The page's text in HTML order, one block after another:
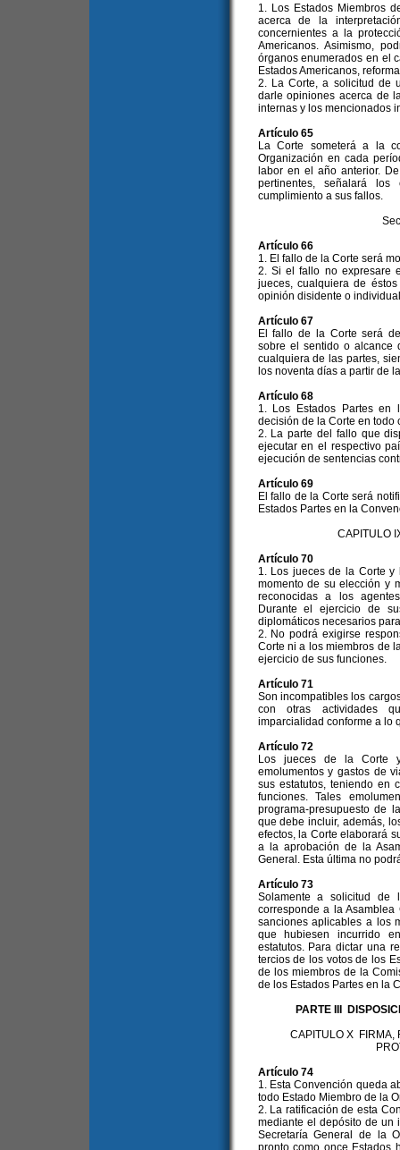
1. Los Estados Miembros
acerca de la
concernientes a la
Americanos. Asimismo,
órganos enumerados en el
Estados Americanos,
2. La Corte, a solicitud de
darle opiniones acerca de
internas y los mencionados
Artículo 65
La Corte someterá a la
Organización en cada
labor en el año anterior.
pertinentes, señalará
cumplimiento a sus fallos.
Artículo 66
1. El fallo de la Corte será
2. Si el fallo no expresare
jueces, cualquiera de
opinión disidente o
Artículo 67
El fallo de la Corte será
sobre el sentido o alcance
cualquiera de las partes,
los noventa días a partir de
Artículo 68
1. Los Estados Partes en
decisión de la Corte en todo
2. La parte del fallo que
ejecutar en el respectivo
ejecución de sentencias
Artículo 69
El fallo de la Corte será
Estados Partes en la
CAPITULO
Artículo 70
1. Los jueces de la Corte
momento de su elección y
reconocidas a los
Durante el ejercicio de
diplomáticos necesarios
2. No podrá exigirse
Corte ni a los miembros de
ejercicio de sus funciones.
Artículo 71
Son incompatibles los
con otras actividades
imparcialidad conforme a lo
Artículo 72
Los jueces de la Corte
emolumentos y gastos de
sus estatutos, teniendo en
funciones. Tales
programa-presupuesto de
que debe incluir, además,
efectos, la Corte elaborará
a la aprobación de la
General. Esta última no
Artículo 73
Solamente a solicitud
corresponde a la
sanciones aplicables a los
que hubiesen incurrido
estatutos. Para dictar una
tercios de los votos de los
de los miembros de la
de los Estados Partes en la
PARTE III
CAPITULO X FIRMA,
Artículo 74
1. Esta Convención queda
todo Estado Miembro de la
2. La ratificación de esta
mediante el depósito de un
Secretaría General de la
pronto como once Estados